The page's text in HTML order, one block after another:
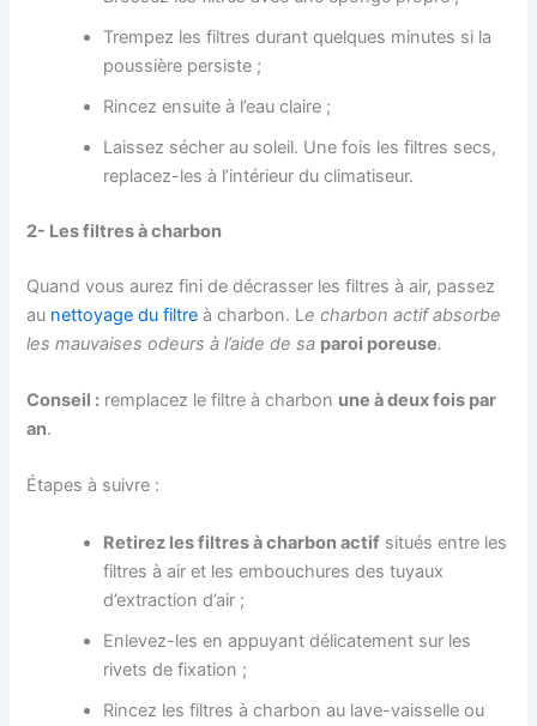
Trempez les filtres durant quelques minutes si la
poussière persiste ;
Rincez ensuite à l’eau claire ;
Laissez sécher au soleil. Une fois les filtres secs,
replacez-les à l’intérieur du climatiseur.
2- Lesfiltresàcharbon
Quand vous aurez fini de décrasser les filtres à air, passez
au nettoyage du filtreà charbon. Le charbon actif absorbe
les mauvaises odeursàl’aide desa paroi poreuse.
Conseil : remplacez le filtre à charbon une à deux fois par
an.
Étapes à suivre :
Retirez les filtres à charbon actif situés entre les
filtres à air et les embouchures des tuyaux
d’extraction d’air ;
Enlevez-les en appuyant délicatement sur les
rivets de fixation ;
Rincez les filtres à charbon au lave-vaisselle ou